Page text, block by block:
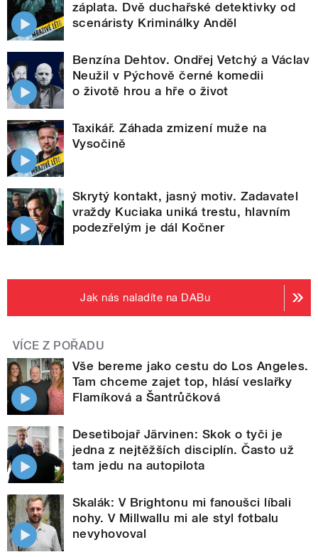
záplata. Dvě duchařské detektivky od
scenáristy Kriminálky Anděl
Benzína Dehtov. Ondřej Vetchý a Václav
Neužil v Pýchově černé komedii
o životě hrou a hře o život
Taxikář. Záhada zmizení muže na
Vysočině
Skrytý kontakt, jasný motiv. Zadavatel
vraždy Kuciaka uniká trestu, hlavním
podezřelým je dál Kočner
Jak nás naladíte na DABu
VÍCE Z POŘADU
Vše bereme jako cestu do Los Angeles.
Tam chceme zajet top, hlásí veslařky
Flamíková a Šantrůčková
Desetibojař Järvinen: Skok o tyči je
jedna z nejtěžších disciplín. Často už
tam jedu na autopilota
Skalák: V Brightonu mi fanoušci líbali
nohy. V Millwallu mi ale styl fotbalu
nevyhovoval